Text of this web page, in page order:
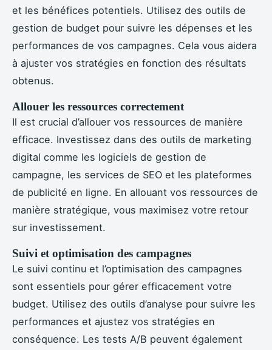
et les bénéfices potentiels. Utilisez des outils de
gestion de budget pour suivre les dépenses et les
performances de vos campagnes. Cela vous aidera
à ajuster vos stratégies en fonction des résultats
obtenus.
Allouer les ressources correctement
Il est crucial d’allouer vos ressources de manière
efficace. Investissez dans des outils de marketing
digital comme les logiciels de gestion de
campagne, les services de SEO et les plateformes
de publicité en ligne. En allouant vos ressources de
manière stratégique, vous maximisez votre retour
sur investissement.
Suivi et optimisation des campagnes
Le suivi continu et l’optimisation des campagnes
sont essentiels pour gérer efficacement votre
budget. Utilisez des outils d’analyse pour suivre les
performances et ajustez vos stratégies en
conséquence. Les tests A/B peuvent également